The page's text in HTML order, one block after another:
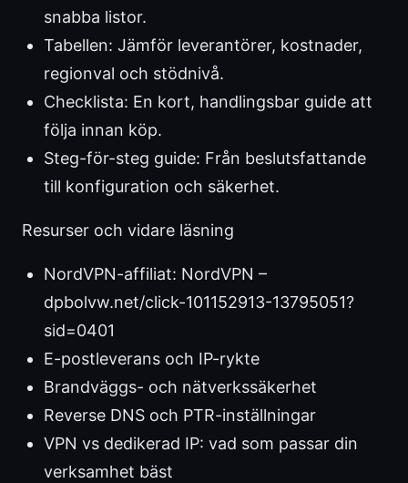
snabba listor.
Tabellen: Jämför leverantörer, kostnader,
regionval och stödnivå.
Checklista: En kort, handlingsbar guide att
följa innan köp.
Steg-för-steg guide: Från beslutsfattande
till konfiguration och säkerhet.
Resurser och vidare läsning
NordVPN-affiliat: NordVPN –
dpbolvw.net/click-101152913-13795051?
sid=0401
E-postleverans och IP-rykte
Brandväggs- och nätverkssäkerhet
Reverse DNS och PTR-inställningar
VPN vs dedikerad IP: vad som passar din
verksamhet bäst